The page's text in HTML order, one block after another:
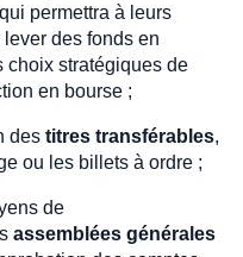
permettra à leurs
des fonds en
choix stratégiques de
en bourse ;
des titres transférables,
ou les billets à ordre ;
de
assemblées générales